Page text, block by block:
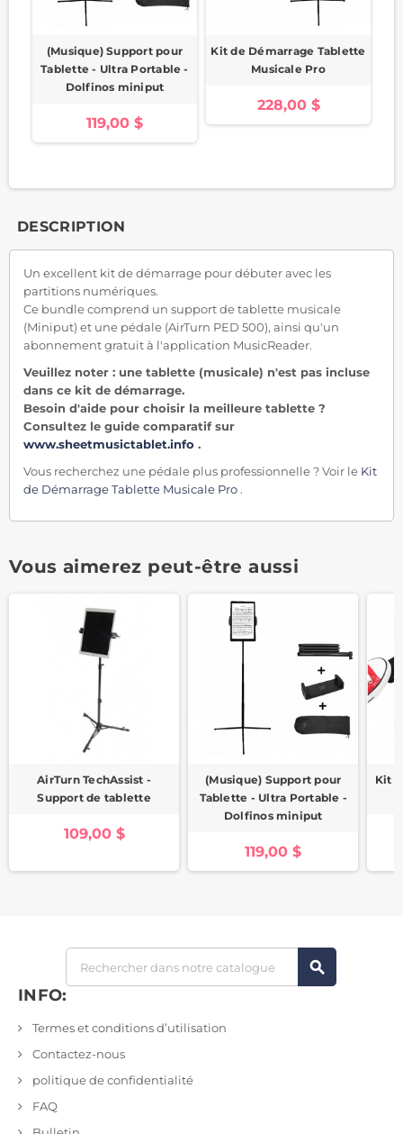
(Musique) Support pour
Tablette - Ultra Portable -
Dolfinos miniput
119,00 $
Kit de Démarrage Tablette
Musicale Pro
228,00 $
DESCRIPTION
Un excellent kit de démarrage pour débuter avec les
partitions numériques.
Ce bundle comprend un support de tablette musicale
(Miniput) et une pédale (AirTurn PED 500), ainsi qu'un
abonnement gratuit à l'application MusicReader.
Veuillez noter : une tablette (musicale) n'est pas incluse
dans ce kit de démarrage.
Besoin d'aide pour choisir la meilleure tablette ?
Consultez le guide comparatif sur
www.sheetmusictablet.info .
Vous recherchez une pédale plus professionnelle ? Voir le Kit
de Démarrage Tablette Musicale Pro .
Vous aimerez peut-être aussi
AirTurn TechAssist -
Support de tablette
109,00 $
(Musique) Support pour
Tablette - Ultra Portable -
Dolfinos miniput
119,00 $
Kit
search
INFO:
Termes et conditions d’utilisation
Contactez-nous
politique de confidentialité
FAQ